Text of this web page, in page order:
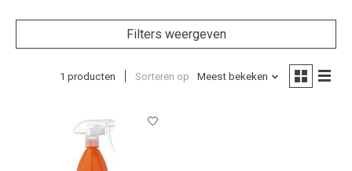
Filters weergeven
1 producten Sorteren op Meest bekeken